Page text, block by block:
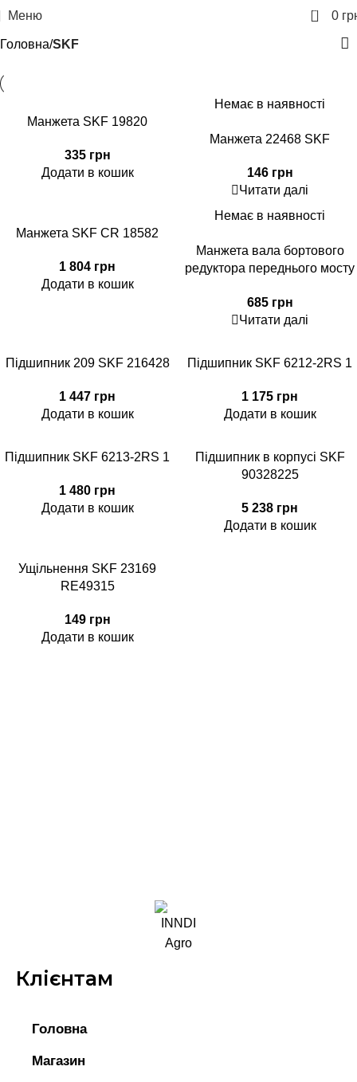
Меню 0 0
Головна SKF
Манжета SKF 19820
335грн
Додати в кошик
Немає в наявності
Манжета 22468 SKF
146грн
Читати далі
Манжета SKF CR 18582
1 804 грн
Додати в кошик
Немає в наявності
Манжета вала бортового
редуктора переднього мосту
685грн
Читати далі
Підшипник 209 SKF 216428
1 447 грн
Додати в кошик
Підшипник SKF 6212-2RS 1
1 175 грн
Додати в кошик
Підшипник SKF 6213-2RS 1
1 480 грн
Додати в кошик
Підшипник в корпусі SKF
90328225
5 238 грн
Додати в кошик
Ущільнення SKF 23169
RE49315
149грн
Додати в кошик
Клієнтам
Головна
Магазин